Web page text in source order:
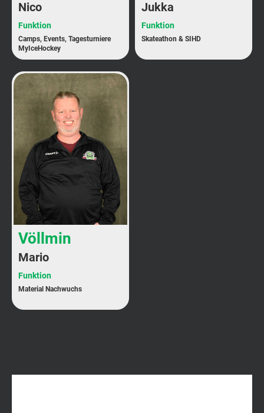
Nico
Funktion
Camps, Events, Tagesturniere
MyIceHockey
Jukka
Funktion
Skateathon & SIHD
Völlmin
Mario
Funktion
Material Nachwuchs